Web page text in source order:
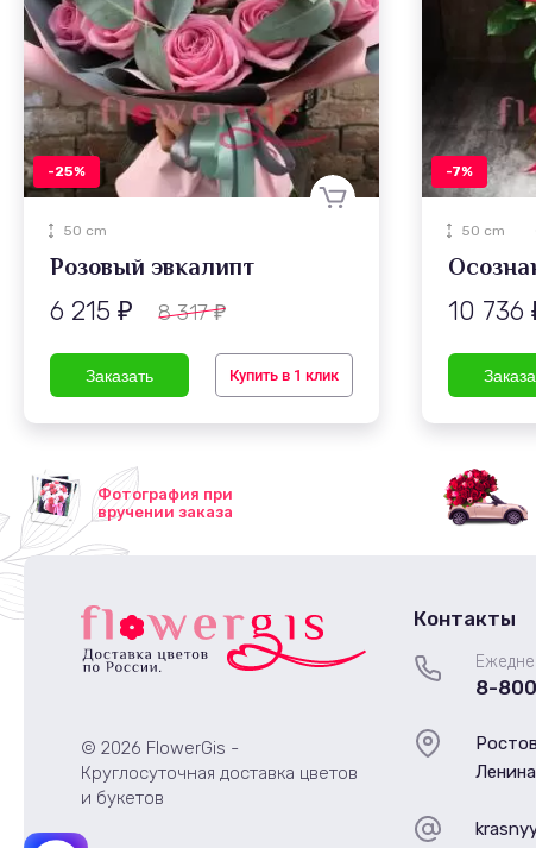
-25%
50 cm
Розовый эвкалипт
6 215 ₽ 8 317₽
Купить в 1 клик
-7%
50 cm
10 736
Фотография при
вручении заказа
© 2026 FlowerGis -
Круглосуточная доставка цветов
и букетов
Контакты
8-